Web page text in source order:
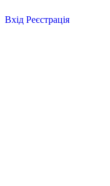
Вхід Реєстрація